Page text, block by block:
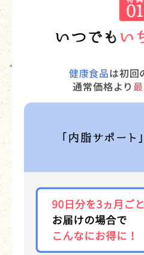
健康食品は初回
通常価格より